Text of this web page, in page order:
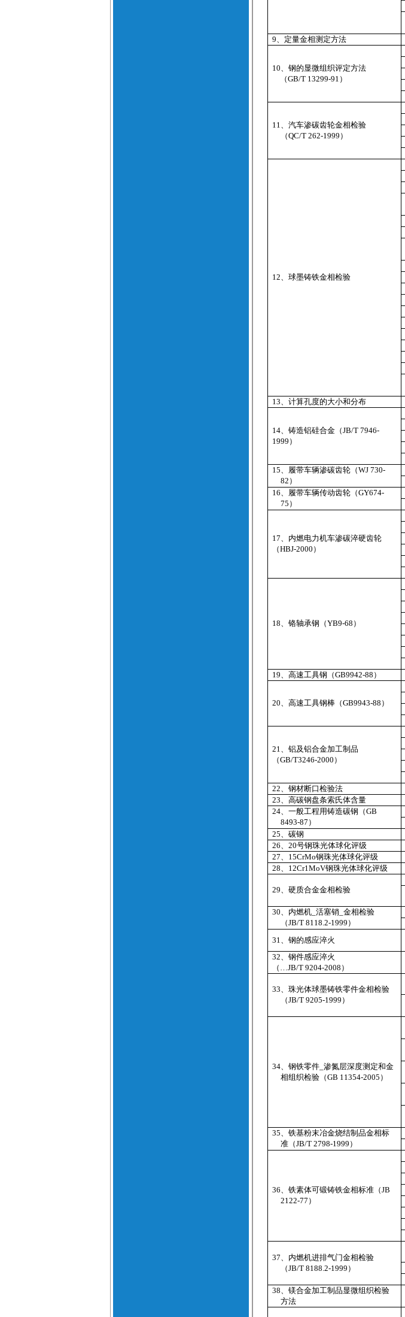
9、定量金相测定方法
10、钢的显微组织评定方法
（GB/T 13299-91 ）
11、汽车渗碳齿轮金相检验
（QC/T 262-1999 ）
12、球墨铸铁金相检验
13、计算孔度的大小和分布
14、铸造铝硅合金（JB/T 7946-
1999 ）
15、履带车辆渗碳齿轮（WJ 730-
82 ）
16、履带车辆传动齿轮（GY674-
75 ）
17、内燃电力机车渗碳淬硬齿轮
（HBJ-2000 ）
18、铬轴承钢（YB9-68 ）
19、高速工具钢（GB9942-88 ）
20、高速工具钢棒（GB9943-88 ）
21、铝及铝合金加工制品
（GB/T3246-2000 ）
22、钢材断口检验法
23、高碳钢盘条索氏体含量
24、一般工程用铸造碳钢（GB
8493-87 ）
25、 碳钢
26、 20号钢珠光体球化评级
27、 15CrMo钢珠光体球化评级
28、 12Cr1MoV钢珠光体球化评级
29、 硬质合金金相检验
30、 内燃机_ 活塞销 金相检验
（JB/T 8118.2-1999）
31、钢的感应淬火
32、 钢件感应淬火
（…JB/T 9204-2008 ）
33、 珠光体球墨铸铁零件金相检验
（JB/T 9205-1999 ）
34、 钢铁零件_ 渗氮层深度测定和金
相组织检验（GB 11354-2005 ）
35、 铁基粉末冶金烧结制品金相标
准（JB/T 2798-1999 ）
36、 铁素体可锻铸铁金相标准（JB
2122-77 ）
37、 内燃机进排气门金相检验
（JB/T 8188.2-1999 ）
38、 镁合金加工制品显微组织检验
方法